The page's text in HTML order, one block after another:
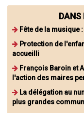
DANS
Fête de la musique
Protection de
accueilli
François Baroin et
l'action des maires
La délégation au
plus grandes